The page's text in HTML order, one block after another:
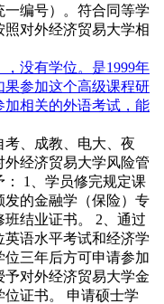
编号）。符合同等学
对外经济贸易大学相
没有学位。是1999年
参加这个高级课程研
相关的外语考试，能
考、成教、电大、夜
经济贸易大学风险管
1、学员修完规定课
的金融学（保险）专
结业证书。 2、通过
语水平考试和经济学
三年后方可申请参加
对外经济贸易大学金
证书。 申请硕士学